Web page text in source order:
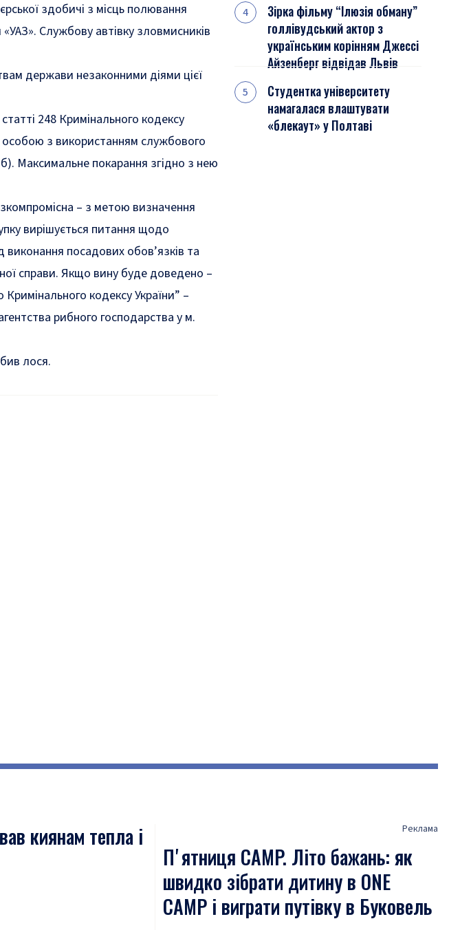
здобичі з місць полювання
Службову автівку зловмисників
держави незаконними діями цієї
248 Кримінального кодексу
з використанням службового
Максимальне покарання згідно з нею
– з метою визначення
вирішується питання щодо
виконання посадових обов’язків та
справи. Якщо вину буде доведено –
кодексу України” –
рибного господарства у м.
лося.
Зірка фільму “Ілюзія обману”
голлівудський актор з
українським корінням Джессі
Айзенберг відвідав Львів
Студентка університету
намагалася влаштувати
«блекаут» у Полтаві
киянам тепла і
Реклама
Пʼятниця CAMP. Літо бажань: як
швидко зібрати дитину в ONE
CAMP і виграти путівку в Буковель